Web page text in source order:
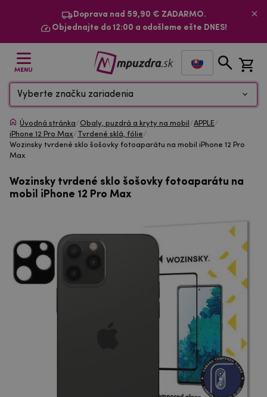
Doprava nad 59,90 € ZADARMO.
Objednajte do 12:00 a odošleme ešte DNES!
MENU
Vyberte značku zariadenia
Úvodná stránka/Obaly, puzdrá a kryty na mobil /APPLE/
iPhone 12 Pro Max/Tvrdené sklá, fólie/
Wozinsky tvrdené sklo šošovky fotoaparátu na mobil iPhone 12 Pro
Max
Wozinsky tvrdené sklo šošovky fotoaparátu na
mobil iPhone 12 Pro Max